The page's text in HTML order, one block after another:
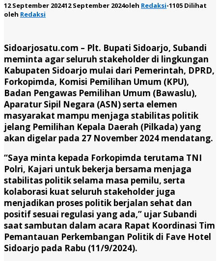
12 September 202412 September 2024oleh Redaksi-1105 Dilihat
oleh Redaksi
Sidoarjosatu.com – Plt. Bupati Sidoarjo, Subandi
meminta agar seluruh stakeholder di lingkungan
Kabupaten Sidoarjo mulai dari Pemerintah, DPRD,
Forkopimda, Komisi Pemilihan Umum (KPU),
Badan Pengawas Pemilihan Umum (Bawaslu),
Aparatur Sipil Negara (ASN) serta elemen
masyarakat mampu menjaga stabilitas politik
jelang Pemilihan Kepala Daerah (Pilkada) yang
akan digelar pada 27 November 2024 mendatang.
“Saya minta kepada Forkopimda terutama TNI
Polri, Kajari untuk bekerja bersama menjaga
stabilitas politik selama masa pemilu, serta
kolaborasi kuat seluruh stakeholder juga
menjadikan proses politik berjalan sehat dan
positif sesuai regulasi yang ada,” ujar Subandi
saat sambutan dalam acara Rapat Koordinasi Tim
Pemantauan Perkembangan Politik di Fave Hotel
Sidoarjo pada Rabu (11/9/2024).